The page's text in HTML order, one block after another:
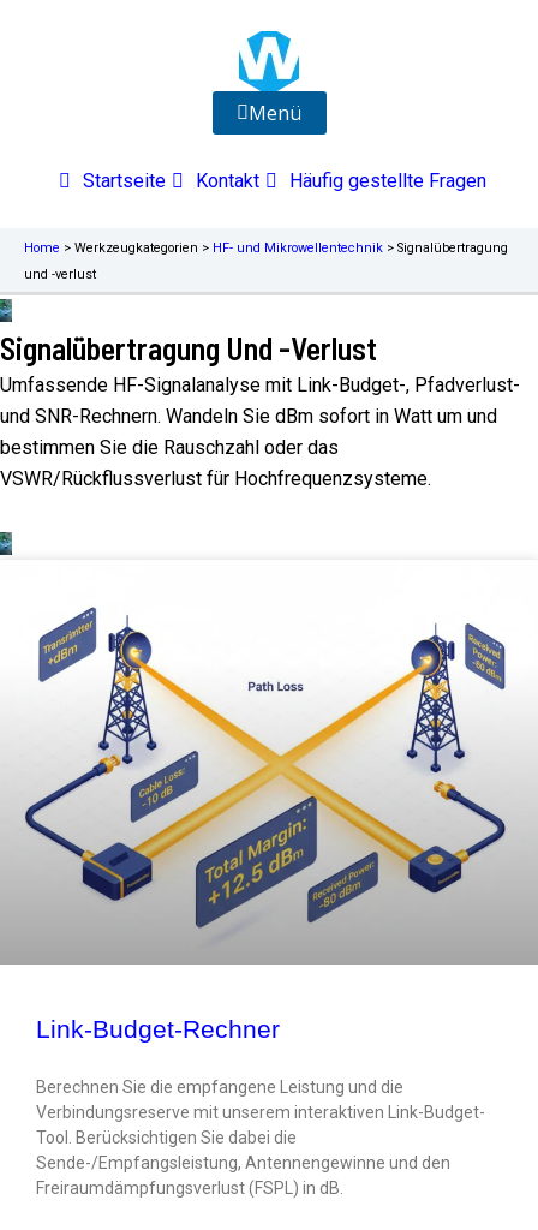
Menü
Startseite Kontakt Häufig gestellte Fragen
Home > Werkzeugkategorien > HF- und Mikrowellentechnik > Signalübertragung
und -verlust
Signalübertragung Und -verlust
Umfassende HF-Signalanalyse mit Link-Budget-, Pfadverlust-
und SNR-Rechnern. Wandeln Sie dBm sofort in Watt um und
bestimmen Sie die Rauschzahl oder das
VSWR/Rückflussverlust für Hochfrequenzsysteme.
Link-Budget-Rechner
Berechnen Sie die empfangene Leistung und die
Verbindungsreserve mit unserem interaktiven Link-Budget-
Tool. Berücksichtigen Sie dabei die
Sende-/Empfangsleistung, Antennengewinne und den
Freiraumdämpfungsverlust (FSPL) in dB.